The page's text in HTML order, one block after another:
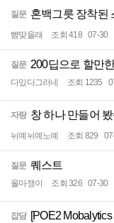
질문 혼백그릇 장착된
뺨맞을래 조회 418 07-30
질문 200딥으로 할만
다있다그러네 조회 1235
자랑 창 하나 만들어
뉘예뉘예노예 조회 829
질문 퀘스트
올마쟁이 조회 326 07-30
잡담 [POE2